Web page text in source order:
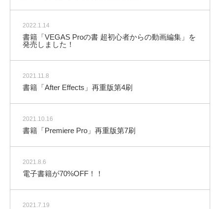
2022.1.14
書籍「VEGAS Proの書 超初心者からの動画編集」を
発売しました！
2021.11.8
書籍「After Effects」再重版第4刷
2021.10.16
書籍「Premiere Pro」再重版第7刷
2021.8.6
電子書籍が70%OFF！！
2021.7.19